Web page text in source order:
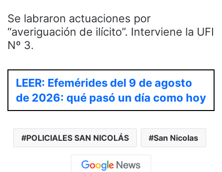
Se labraron actuaciones por
“averiguación de ilícito”. Interviene la UFI
Nº 3.
LEER: Efemérides del 9 de agosto
de 2026: qué pasó un día como hoy
POLICIALES SAN NICOLÁS San Nicolas